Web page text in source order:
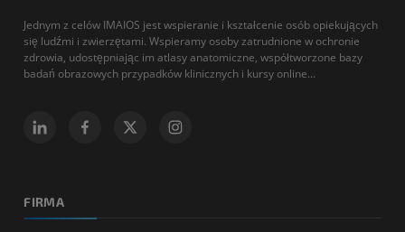
Jednym z celów IMAIOS jest wspieranie i kształcenie osób opiekujących
się ludźmi i zwierzętami. Wspieramy osoby zatrudnione w ochronie
zdrowia, udostępniając im atlasy anatomiczne, współtworzone bazy
badań obrazowych przypadków klinicznych i kursy online...
FIRMA